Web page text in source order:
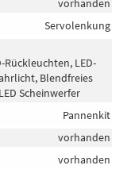
vorhanden
Servolenkung
LED-
Blendfreies
Scheinwerfer
Pannenkit
vorhanden
vorhanden